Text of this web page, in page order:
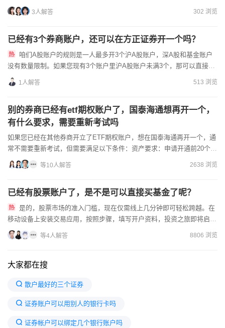
资金和股份清算完成→在新券商开立账户→办理指定交易和第三方存...
3人解答 302 浏览
已经有3个券商账户，还可以在方正证券开一个吗？
没有数量限制。如果您现有3个账户里沪A股账户未满3个，那可以直接在
方正证券开全功能账户；如果已经满3个沪A，也能开方正的深...
1人解答 513 浏览
别的券商已经有etf期权账户了，国泰海通想再开一个，
有什么要求，需要重新考试吗
如果您已经在其他券商开立了ETF期权账户，想在国泰海通再开一个，通
常不需要重新考试，但需要满足以下条件：资产要求：申请开通前20个交
易日内，保证金账户可用资金余额不低于50万元。交易经...
等10人解答 2638 浏览
已经有股票账户了，是不是可以直接买基金了呢？
移动设备上安装交易应用，按照步骤，填写开户资料，投资之旅即将启
程。获得账户访问权限后，应迅速与客户经理对接，就佣金事宜达成共...
等4人解答 8806 浏览
大家都在搜
散户最好的三个证券
证券账户可以用别人的银行卡吗
证券帐户可以绑定几个银行账户吗